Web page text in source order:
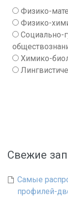
Физико-
Физико-
Социально-
Химико-
Свежие
Самые
профилей-